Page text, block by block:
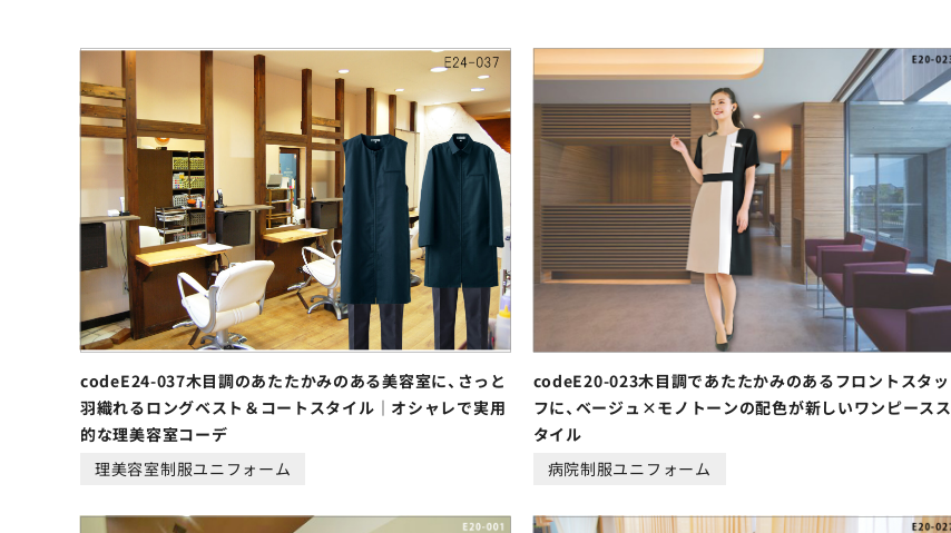
codeE24-037木目調のあたたかみのある美容室に、さっと
羽織れるロングベスト＆コートスタイル｜オシャレで実用
的な理美容室コーデ
理美容室制服ユニフォーム
codeE20-023木目調であたたかみのあるフロントスタッ
フに、ベージュ×モノトーンの配色が新しいワンピースス
タイル
病院制服ユニフォーム